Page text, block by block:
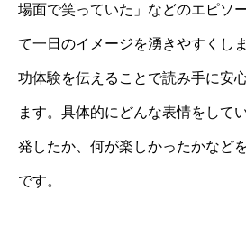
場面で笑っていた」などのエピソ
て一日のイメージを湧きやすくし
功体験を伝えることで読み手に安
ます。具体的にどんな表情をして
発したか、何が楽しかったかなど
です。